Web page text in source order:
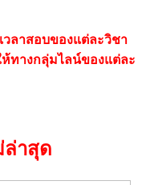
วลาสอบของแต่ละวิชา
ทางกลุ่มไลน์ของแต่ละ
ล่าสุด